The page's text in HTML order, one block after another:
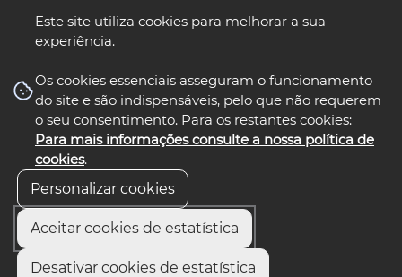
Este site utiliza cookies para melhorar a sua
experiência.
Os cookies essenciais asseguram o funcionamento
do site e são indispensáveis, pelo que não requerem
o seu consentimento. Para os restantes cookies:
Para mais informações consulte a nossa política de
cookies.
Personalizar cookies
Aceitar cookies de estatística
Desativar cookies de estatística
nos select language
Início